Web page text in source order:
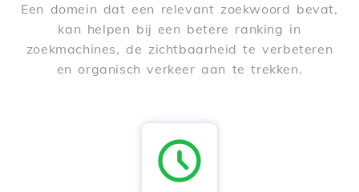
Een domein dat een relevant zoekwoord bevat,
kan helpen bij een betere ranking in
zoekmachines, de zichtbaarheid te verbeteren
en organisch verkeer aan te trekken.